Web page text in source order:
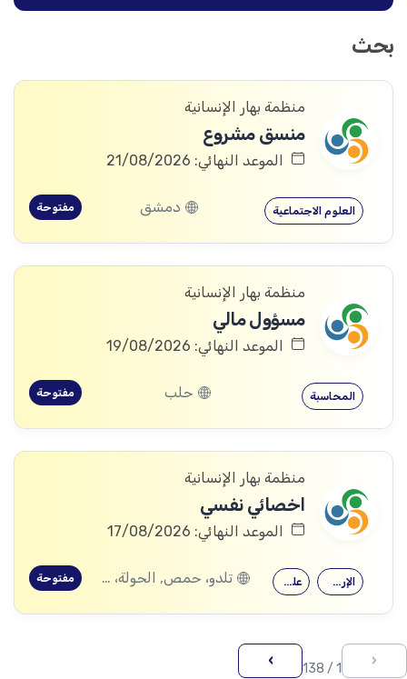
بحث
منظمة بهار الإنسانية
منسق مشروع
الموعد النهائي: 21/08/2026
العلوم الاجتماعية دمشق مفتوحة
منظمة بهار الإنسانية
مسؤول مالي
الموعد النهائي: 19/08/2026
المحاسبة حلب مفتوحة
منظمة بهار الإنسانية
اخصائي نفسي
الموعد النهائي: 17/08/2026
علم النفس الإرشاد النفسي تلدو، حمص, الحولة، حمص مفتوحة
‹
1 / 138
›